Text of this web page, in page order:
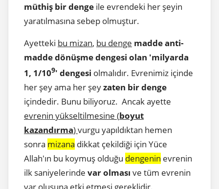
müthiş bir denge ile evrendeki her şeyin
yaratılmasına sebep olmuştur.
Ayetteki bu mizan, bu denge madde anti-
madde dönüşme dengesi olan 'milyarda
1, 1/109' dengesi olmalıdır. Evrenimiz içinde
her şey ama her şeyzaten bir denge
içindedir. Bunu biliyoruz. Ancak ayette
evrenin yükseltilmesine (boyut
kazandırma)vurgu yapıldıktan hemen
sonra mizana dikkat çekildiği için Yüce
Allah'ın bu koymuş olduğu dengenin evrenin
ilk saniyelerinde var olması ve tüm evrenin
var oluşuna etki etmesi gereklidir.